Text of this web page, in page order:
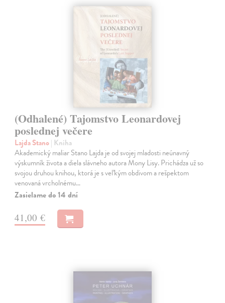
(Odhalené) Tajomstvo Leonardovej
poslednej večere
Lajda Stano| Kniha
Akademický maliar Stano Lajda je od svojej mladosti neúnavný
výskumník života a diela slávneho autora Mony Lisy. Prichádza už so
svojou druhou knihou, ktorá je s veľkým obdivom a rešpektom
venovaná vrcholnému…
Zasielame do 14 dní
41,00 €